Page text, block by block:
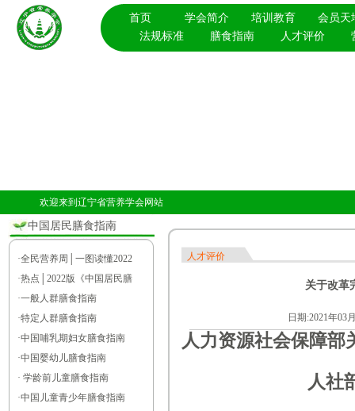
首页 学会简介 培训教育
会员天
法规标准
膳食指南 人才评价
欢迎来到辽宁省营养学会网站
中国居民膳食指南
·全民营养周│一图读懂2022
·热点│2022版《中国居民膳
·一般人群膳食指南
·特定人群膳食指南
·中国哺乳期妇女膳食指南
·中国婴幼儿膳食指南
· 学龄前儿童膳食指南
·中国儿童青少年膳食指南
人才评价
关于改革
日期:2021年03
人力资源社会保障部
人社